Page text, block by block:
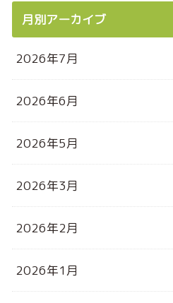
月別アーカイブ
2026年7月
2026年6月
2026年5月
2026年3月
2026年2月
2026年1月